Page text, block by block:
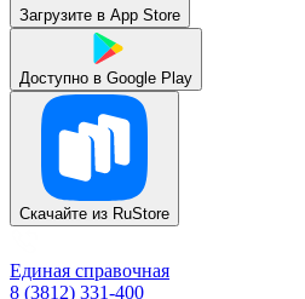
Загрузите в App Store
Доступно в Google Play
Скачайте из RuStore
Единая справочная
8 (3812) 331-400